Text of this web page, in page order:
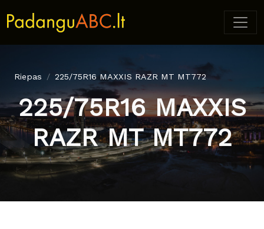
Riepas 225/75R16 MAXXIS RAZR MT MT772
225/75R16 MAXXIS
RAZR MT MT772